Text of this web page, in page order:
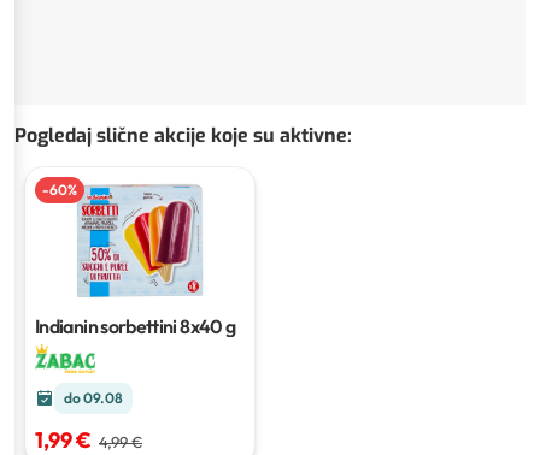
Pogledaj slične akcije koje su aktivne:
-60%
Indianin sorbettini8x40 g
do 09.08
1,99 € 4,99 €